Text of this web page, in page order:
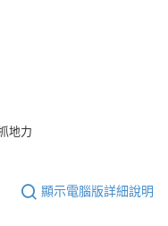
地力
顯示電腦版詳細說明